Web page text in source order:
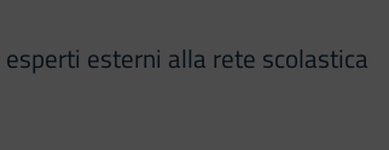
esterni alla rete scolastica